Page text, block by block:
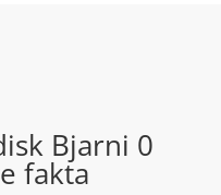
Bjarni 0
fakta